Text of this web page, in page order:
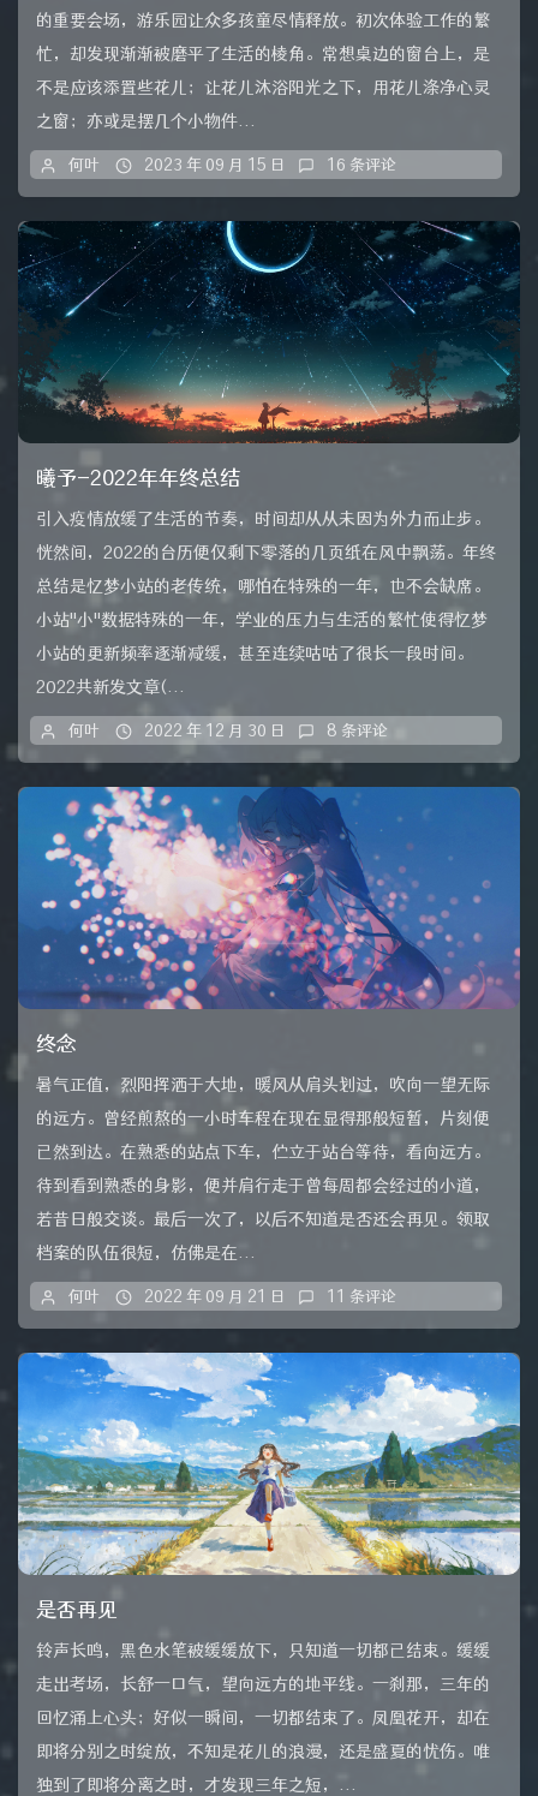
的重要会场，游乐园让众多孩童尽情释放。初次体验工作的繁
忙，却发现渐渐被磨平了生活的棱角。常想桌边的窗台上，是
不是应该添置些花儿；让花儿沐浴阳光之下，用花儿涤净心灵
之窗；亦或是摆几个小物件...
何叶 2023 年 09 月 15 日 16 条评论
曦予-2022年年终总结
引入疫情放缓了生活的节奏，时间却从从未因为外力而止步。
恍然间，2022的台历便仅剩下零落的几页纸在风中飘荡。年终
总结是忆梦小站的老传统，哪怕在特殊的一年，也不会缺席。
小站"小"数据特殊的一年，学业的压力与生活的繁忙使得忆梦
小站的更新频率逐渐减缓，甚至连续咕咕了很长一段时间。
2022共新发文章(...
何叶 2022 年 12 月 30 日 8 条评论
终念
暑气正值，烈阳挥洒于大地，暖风从肩头划过，吹向一望无际
的远方。曾经煎熬的一小时车程在现在显得那般短暂，片刻便
已然到达。在熟悉的站点下车，伫立于站台等待，看向远方。
待到看到熟悉的身影，便并肩行走于曾每周都会经过的小道，
若昔日般交谈。最后一次了，以后不知道是否还会再见。领取
档案的队伍很短，仿佛是在...
何叶 2022 年 09 月 21 日 11 条评论
是否再见
铃声长鸣，黑色水笔被缓缓放下，只知道一切都已结束。缓缓
走出考场，长舒一口气，望向远方的地平线。一刹那，三年的
回忆涌上心头；好似一瞬间，一切都结束了。凤凰花开，却在
即将分别之时绽放，不知是花儿的浪漫，还是盛夏的忧伤。唯
独到了即将分离之时，才发现三年之短，...